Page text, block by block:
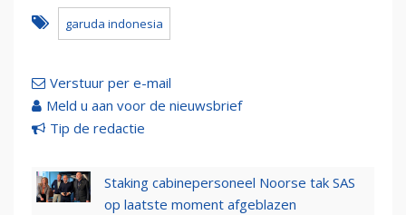
garuda indonesia
Verstuur per e-mail
Meld u aan voor de nieuwsbrief
Tip de redactie
Staking cabinepersoneel Noorse tak SAS
op laatste moment afgeblazen